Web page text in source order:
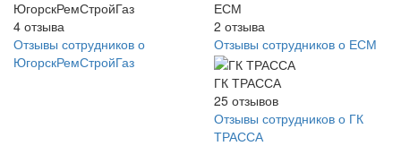
ЮгорскРемСтройГаз
4 отзыва
Отзывы сотрудников о
ЮгорскРемСтройГаз
ЕСМ
2 отзыва
Отзывы сотрудников о ЕСМ
ГК ТРАССА
25 отзывов
Отзывы сотрудников о ГК
ТРАССА